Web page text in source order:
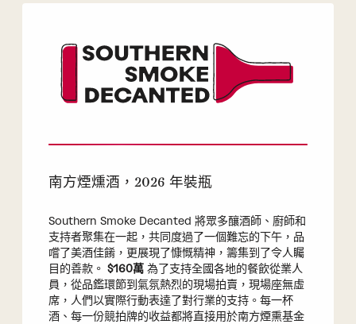
南方煙燻酒，2026 年裝瓶
Southern Smoke Decanted 將眾多釀酒師、廚師和
支持者聚集在一起，共同度過了一個難忘的下午，品
嚐了美酒佳餚，更展現了慷慨精神，籌集到了令人矚
目的善款。 $160萬為了支持全國各地的餐飲從業人
員，從品鑑環節到氣氛熱烈的現場拍賣，現場座無虛
席，人們以實際行動表達了對行業的支持。每一杯
酒、每一份競拍牌的收益都將直接用於南方煙熏基金